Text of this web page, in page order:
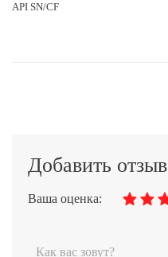
API SN/CF
Добавить отзыв
Ваша оценка: